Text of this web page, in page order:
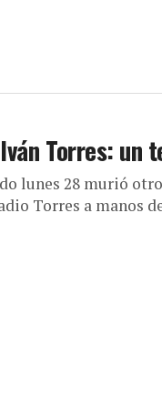
Torres: un
lunes 28 murió
Torres a manos